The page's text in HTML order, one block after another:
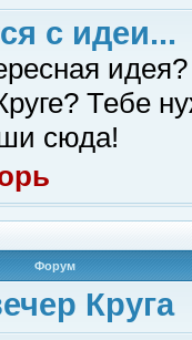
с идеи...
Тебе
сюда!
Форум
Круга